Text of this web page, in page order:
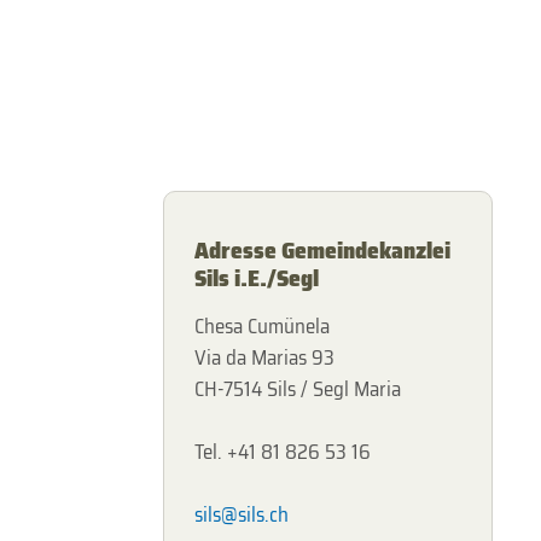
Adresse Gemeindekanzlei
Sils i.E./Segl
Chesa Cumünela
Via da Marias 93
CH-7514 Sils / Segl Maria
Tel. +41 81 826 53 16
sils@sils.ch